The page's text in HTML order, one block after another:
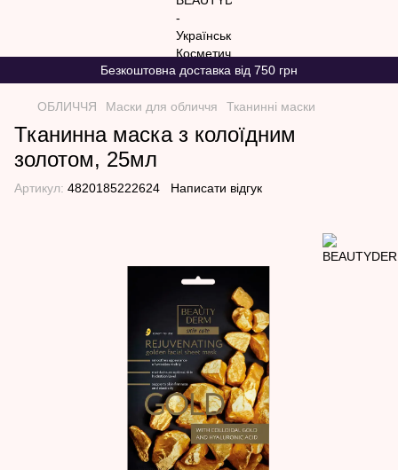
Безкоштовна доставка від 750 грн
ОБЛИЧЧЯ Маски для обличчя Тканинні маски
Тканинна маска з колоїдним
золотом, 25мл
Артикул: 4820185222624 Написати відгук